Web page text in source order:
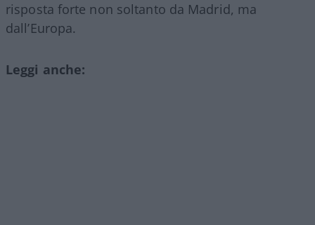
risposta forte non soltanto da Madrid, ma
dall’Europa.
Leggi anche: